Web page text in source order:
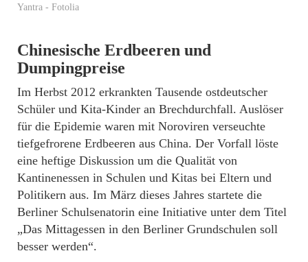
Yantra - Fotolia
Chinesische Erdbeeren und
Dumpingpreise
Im Herbst 2012 erkrankten Tausende ostdeutscher
Schüler und Kita-Kinder an Brechdurchfall. Auslöser
für die Epidemie waren mit Noroviren verseuchte
tiefgefrorene Erdbeeren aus China. Der Vorfall löste
eine heftige Diskussion um die Qualität von
Kantinenessen in Schulen und Kitas bei Eltern und
Politikern aus. Im März dieses Jahres startete die
Berliner Schulsenatorin eine Initiative unter dem Titel
„Das Mittagessen in den Berliner Grundschulen soll
besser werden“.